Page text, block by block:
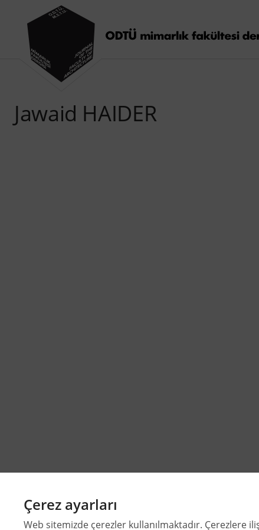
Jawaid HAIDER
Çerez ayarları
Web sitemizde çerezler kullanılmaktadır. Çerezlere